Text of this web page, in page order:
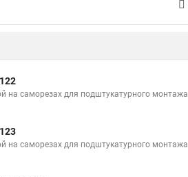
на саморезах для подштукатурного монтажа
на саморезах для подштукатурного монтажа